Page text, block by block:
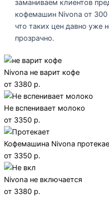
заманиваем клиентов
кофемашин Nivona от
что таких цен давно уже
прозрачно.
Nivona не варит кофе
от 3380 р.
Не вспенивает молоко
от 3350 р.
Кофемашина Nivona
от 3350 р.
Nivona не включается
от 3380 р.